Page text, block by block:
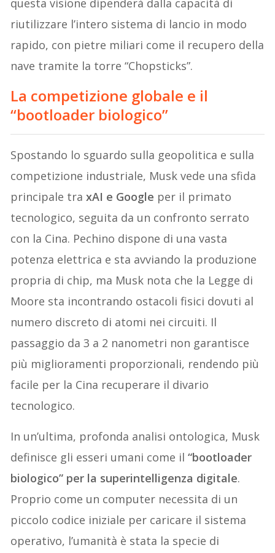
riutilizzare l’intero sistema di lancio in modo
rapido, con pietre miliari come il recupero della
nave tramite la torre “Chopsticks”.
La competizione globale e il
“bootloader biologico”
Spostando lo sguardo sulla geopolitica e sulla
competizione industriale, Musk vede una sfida
principale traxAI e Google per il primato
tecnologico, seguita da un confronto serrato
con la Cina. Pechino dispone di una vasta
potenza elettrica e sta avviando la produzione
propria di chip, ma Musk nota che la Legge di
Moore sta incontrando ostacoli fisici dovuti al
numero discreto di atomi nei circuiti. Il
passaggio da 3 a 2 nanometri non garantisce
più miglioramenti proporzionali, rendendo più
facile per la Cina recuperare il divario
tecnologico.
In un’ultima, profonda analisi ontologica, Musk
definisce gli esseri umani come il“bootloader
biologico” per la superintelligenza digitale.
Proprio come un computer necessita di un
piccolo codice iniziale per caricare il sistema
operativo, l’umanità è stata la specie di